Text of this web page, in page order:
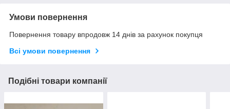
Умови повернення
Повернення товару впродовж 14 днів за рахунок покупця
Всі умови повернення
Подібні товари компанії